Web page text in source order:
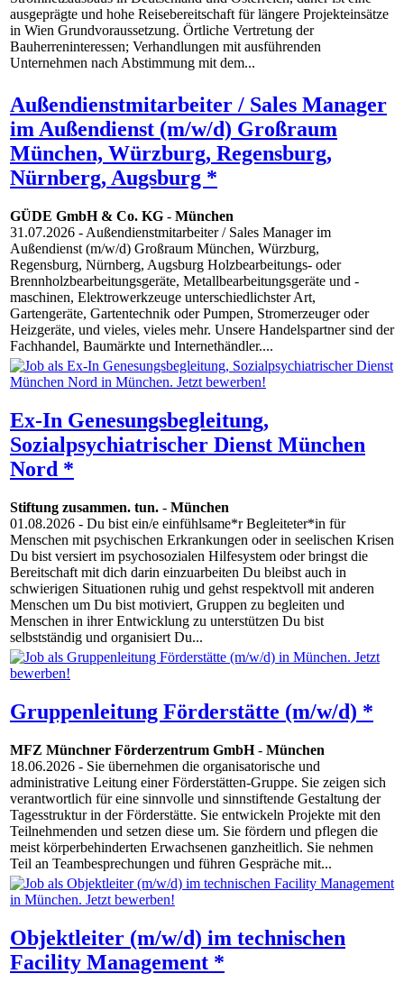
ausgeprägte und hohe Reisebereitschaft für längere Projekteinsätze
in Wien Grundvoraussetzung. Örtliche Vertretung der
Bauherreninteressen; Verhandlungen mit ausführenden
Unternehmen nach Abstimmung mit dem...
Außendienstmitarbeiter / Sales Manager
im Außendienst (m/w/d) Großraum
München, Würzburg, Regensburg,
Nürnberg, Augsburg *
GÜDE GmbH & Co. KG - München
31.07.2026 - Außendienstmitarbeiter / Sales Manager im
Außendienst (m/w/d) Großraum München, Würzburg,
Regensburg, Nürnberg, Augsburg Holzbearbeitungs- oder
Brennholzbearbeitungsgeräte, Metallbearbeitungsgeräte und -
maschinen, Elektrowerkzeuge unterschiedlichster Art,
Gartengeräte, Gartentechnik oder Pumpen, Stromerzeuger oder
Heizgeräte, und vieles, vieles mehr. Unsere Handelspartner sind der
Fachhandel, Baumärkte und Internethändler....
Ex-In Genesungsbegleitung,
Sozialpsychiatrischer Dienst München
Nord *
Stiftung zusammen. tun. - München
01.08.2026 - Du bist ein/e einfühlsame*r Begleiteter*in für
Menschen mit psychischen Erkrankungen oder in seelischen Krisen
Du bist versiert im psychosozialen Hilfesystem oder bringst die
Bereitschaft mit dich darin einzuarbeiten Du bleibst auch in
schwierigen Situationen ruhig und gehst respektvoll mit anderen
Menschen um Du bist motiviert, Gruppen zu begleiten und
Menschen in ihrer Entwicklung zu unterstützen Du bist
selbstständig und organisiert Du...
Gruppenleitung Förderstätte (m/w/d) *
MFZ Münchner Förderzentrum GmbH- München
18.06.2026 - Sie übernehmen die organisatorische und
administrative Leitung einer Förderstätten-Gruppe. Sie zeigen sich
verantwortlich für eine sinnvolle und sinnstiftende Gestaltung der
Tagesstruktur in der Förderstätte. Sie entwickeln Projekte mit den
Teilnehmenden und setzen diese um. Sie fördern und pflegen die
meist körperbehinderten Erwachsenen ganzheitlich. Sie nehmen
Teil an Teambesprechungen und führen Gespräche mit...
Objektleiter (m/w/d) im technischen
Facility Management *